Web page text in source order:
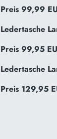
Preis 99,99
Ledertasche
Preis 99,95
Ledertasche
Preis 129,95